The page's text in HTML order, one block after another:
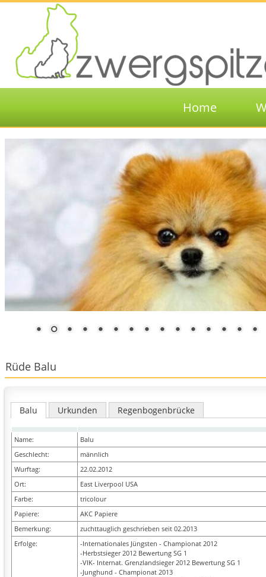
Home
Rüde Balu
Balu Urkunden Regenbogenbrücke
Name:
Balu
Geschlecht:
männlich
Wurftag:
22.02.2012
Ort:
East Liverpool USA
Farbe:
tricolour
Papiere:
AKC Papiere
Bemerkung:
zuchttauglich geschrieben seit 02.2013
Erfolge:
-Internationales Jüngsten - Championat 2012
-Herbstsieger 2012 Bewertung SG 1
-VIK- Internat. Grenzlandsieger 2012 Bewertung SG 1
-Junghund - Championat 2013